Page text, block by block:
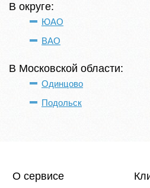
В округе:
ЮАО
ВАО
В Московской области:
Одинцово
Подольск
О сервисе